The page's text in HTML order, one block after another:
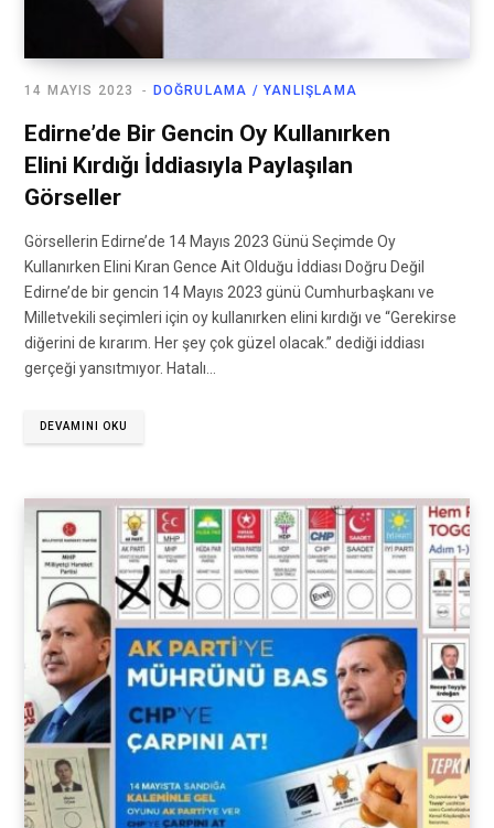
DOĞRULAMA / YANLIŞLAMA
14 MAYIS 2023
Edirne’de Bir Gencin Oy Kullanırken
Elini Kırdığı İddiasıyla Paylaşılan
Görseller
Görsellerin Edirne’de 14 Mayıs 2023 Günü Seçimde Oy
Kullanırken Elini Kıran Gence Ait Olduğu İddiası Doğru Değil
Edirne’de bir gencin 14 Mayıs 2023 günü Cumhurbaşkanı ve
Milletvekili seçimleri için oy kullanırken elini kırdığı ve “Gerekirse
diğerini de kırarım. Her şey çok güzel olacak.” dediği iddiası
gerçeği yansıtmıyor. Hatalı…
DEVAMINI OKU